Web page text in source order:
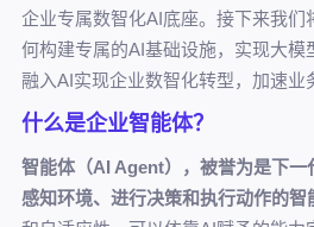
企业专属数智化AI底座。接下来我们
何构建专属的AI基础设施，实现大模
融入AI实现企业数智化转型，加速业
什么是企业智能体？
智能体（AI Agent），被誉为是下一
感知环境、进行决策和执行动作的智